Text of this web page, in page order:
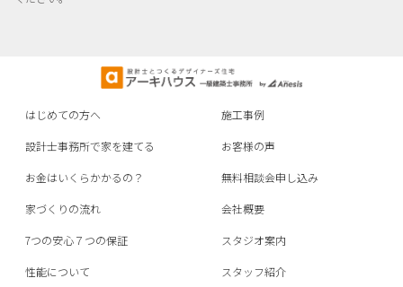
はじめての方へ
設計士事務所で家を建てる
お金はいくらかかるの？
家づくりの流れ
7つの安心７つの保証
性能について
施工事例
お客様の声
無料相談会申し込み
会社概要
スタジオ案内
スタッフ紹介